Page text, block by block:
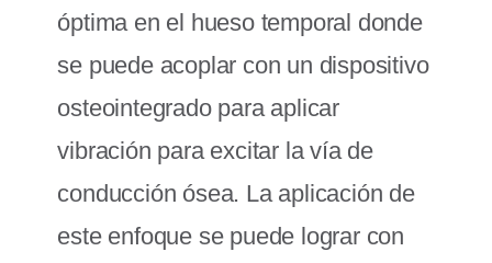
óptima en el hueso temporal donde
se puede acoplar con un dispositivo
osteointegrado para aplicar
vibración para excitar la vía de
conducción ósea. La aplicación de
este enfoque se puede lograr con